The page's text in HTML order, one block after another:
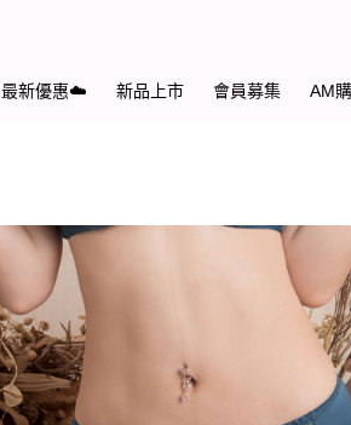
最新優惠☁️ 新品上市 會員募集 AM